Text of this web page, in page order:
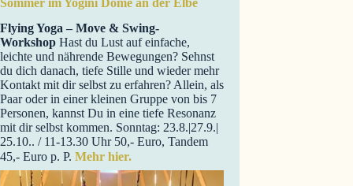
Flying Yoga – Move & Swing-
Workshop Hast du Lust auf einfache,
leichte und nährende Bewegungen? Sehnst
du dich danach, tiefe Stille und wieder mehr
Kontakt mit dir selbst zu erfahren? Allein, als
Paar oder in einer kleinen Gruppe von bis 7
Personen, kannst Du in eine tiefe Resonanz
mit dir selbst kommen. Sonntag: 23.8.|27.9.|
25.10.. / 11-13.30 Uhr 50,- Euro, Tandem
45,- Euro p. P. Mehr hier.